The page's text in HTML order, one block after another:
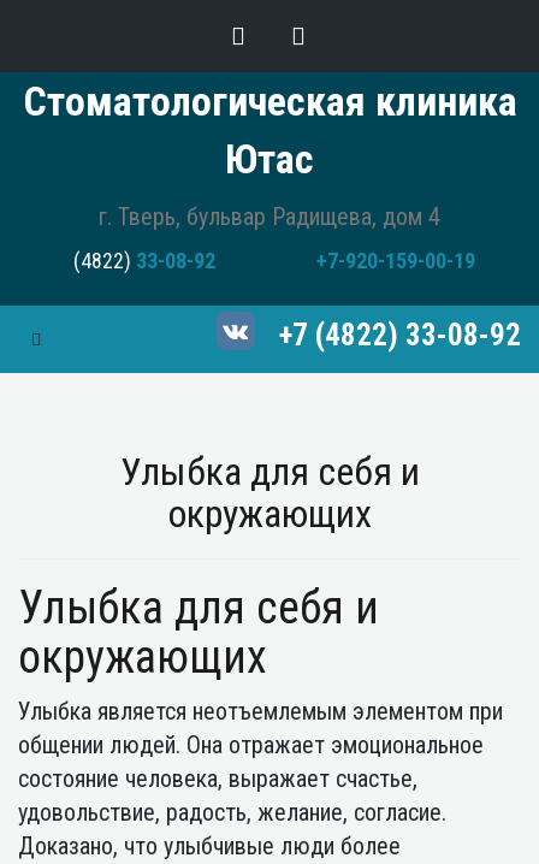
Стоматологическая клиника
Ютас
г. Тверь, бульвар Радищева, дом 4
(4822) 33-08-92 +7-920-159-00-19
Toggle Navigation +7 (4822) 33-08-92
Улыбка для себя и
окружающих
Улыбка для себя и
окружающих
Улыбка является неотъемлемым элементом при
общении людей. Она отражает эмоциональное
состояние человека, выражает счастье,
удовольствие, радость, желание, согласие.
Доказано, что улыбчивые люди более